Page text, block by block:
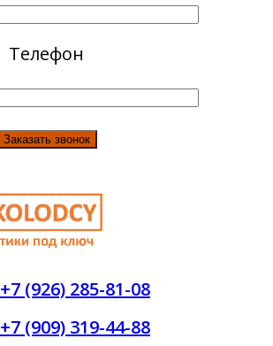
Телефон
+7 (926) 285-81-08
+7 (909) 319-44-88